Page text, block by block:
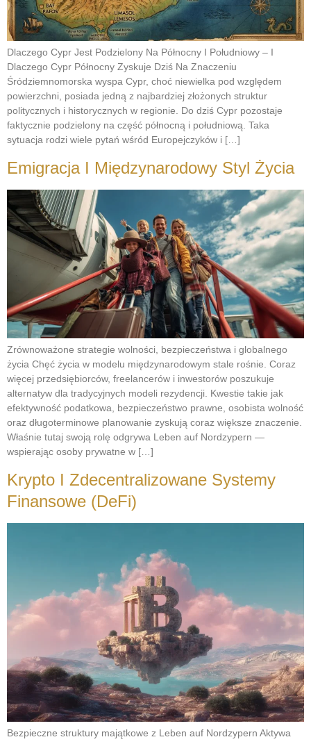
Dlaczego Cypr Jest Podzielony Na Północny I Południowy – I
Dlaczego Cypr Północny Zyskuje Dziś Na Znaczeniu
Śródziemnomorska wyspa Cypr, choć niewielka pod względem
powierzchni, posiada jedną z najbardziej złożonych struktur
politycznych i historycznych w regionie. Do dziś Cypr pozostaje
faktycznie podzielony na część północną i południową. Taka
sytuacja rodzi wiele pytań wśród Europejczyków i […]
Emigracja I Międzynarodowy Styl Życia
Zrównoważone strategie wolności, bezpieczeństwa i globalnego
życia Chęć życia w modelu międzynarodowym stale rośnie. Coraz
więcej przedsiębiorców, freelancerów i inwestorów poszukuje
alternatyw dla tradycyjnych modeli rezydencji. Kwestie takie jak
efektywność podatkowa, bezpieczeństwo prawne, osobista wolność
oraz długoterminowe planowanie zyskują coraz większe znaczenie.
Właśnie tutaj swoją rolę odgrywa Leben auf Nordzypern —
wspierając osoby prywatne w […]
Krypto I Zdecentralizowane Systemy
Finansowe (DeFi)
Bezpieczne struktury majątkowe z Leben auf Nordzypern Aktywa